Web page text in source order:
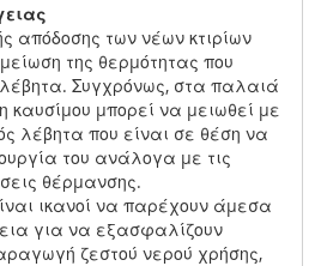
απόδοσης των νέων κτιρίων
της θερµότητας που
Συγχρόνως, στα παλαιά
καυσίµου µπορεί να µειωθεί µε
λέβητα που είναι σε θέση να
του ανάλογα µε τις
θέρµανσης.
ικανοί να παρέχουν άµεσα
για να εξασφαλίζουν
ζεστού νερού χρήσης,